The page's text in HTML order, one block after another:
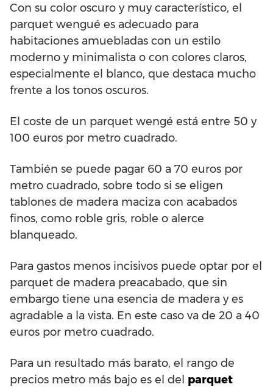
Con su color oscuro y muy característico, el
parquet wengué es adecuado para
habitaciones amuebladas con un estilo
moderno y minimalista o con colores claros,
especialmente el blanco, que destaca mucho
frente a los tonos oscuros.
El coste de un parquet wengé está entre 50 y
100 euros por metro cuadrado.
También se puede pagar 60 a 70 euros por
metro cuadrado, sobre todo si se eligen
tablones de madera maciza con acabados
finos, como roble gris, roble o alerce
blanqueado.
Para gastos menos incisivos puede optar por el
parquet de madera preacabado, que sin
embargo tiene una esencia de madera y es
agradable a la vista. En este caso va de 20 a 40
euros por metro cuadrado.
Para un resultado más barato, el rango de
precios metro más bajo es el del parquet